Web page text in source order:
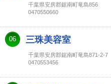
千葉県安房郡鋸南町竜島856
0470550660
06 三珠美容室
千葉県安房郡鋸南町竜島871-2-7
0470553456